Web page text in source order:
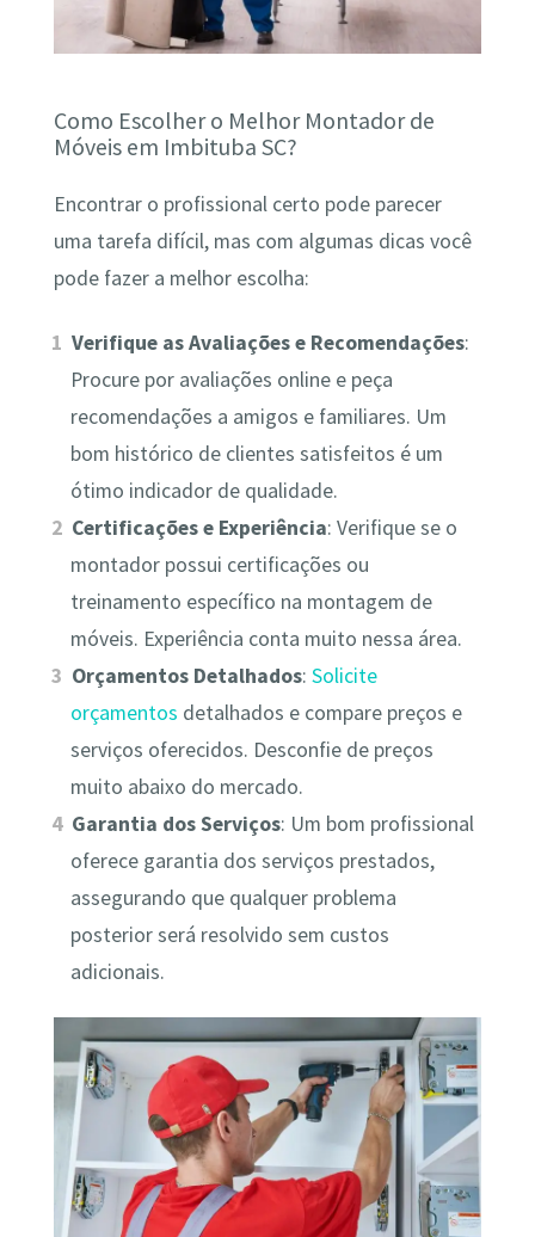
Como Escolher o Melhor Montador de
Móveis em Imbituba SC?
Encontrar o profissional certo pode parecer
uma tarefa difícil, mas com algumas dicas você
pode fazer a melhor escolha:
Verifique as Avaliações e Recomendações:
Procure por avaliações online e peça
recomendações a amigos e familiares. Um
bom histórico de clientes satisfeitos é um
ótimo indicador de qualidade.
Certificações e Experiência: Verifique se o
montador possui certificações ou
treinamento específico na montagem de
móveis. Experiência conta muito nessa área.
Orçamentos Detalhados:Solicite
orçamentos detalhados e compare preços e
serviços oferecidos. Desconfie de preços
muito abaixo do mercado.
Garantia dos Serviços: Um bom profissional
oferece garantia dos serviços prestados,
assegurando que qualquer problema
posterior será resolvido sem custos
adicionais.